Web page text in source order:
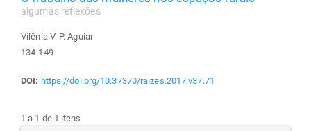
algumas reflexões
Vilênia V. P. Aguiar
134-149
DOI: https://doi.org/10.37370/raizes.2017.v37.71
1 a 1 de 1 itens